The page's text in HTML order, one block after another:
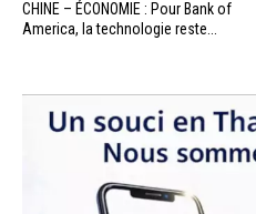
CHINE – ÉCONOMIE : Pour Bank of
America, la technologie reste...